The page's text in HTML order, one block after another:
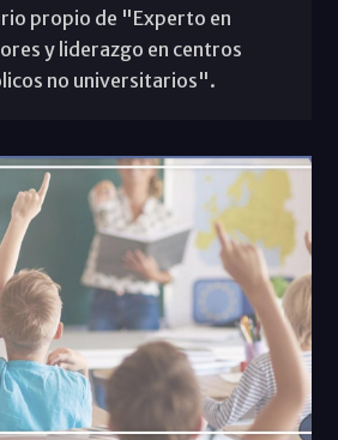
propio de "Experto en
y liderazgo en centros
no universitarios".